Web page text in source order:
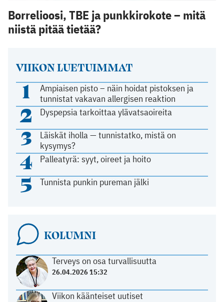
VIIKON LUETUIMMAT
1
Ampiaisen pisto – näin hoidat pistoksen ja
tunnistat vakavan allergisen reaktion
2 Dyspepsia tarkoittaa ylävatsaoireita
3
Läiskät iholla — tunnistatko, mistä on
kysymys?
4 Palleatyrä: syyt, oireet ja hoito
5 Tunnista punkin pureman jälki
KOLUMNI
Terveys on osa turvallisuutta
26.04.2026 15:32
Viikon käänteiset uutiset
Borrelioosi, TBE ja punkkirokote – mitä
niistä pitää tietää?